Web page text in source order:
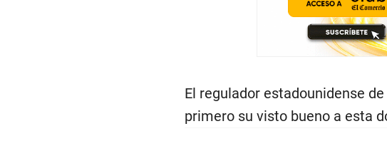
El regulador estadounidense
primero su visto bueno a esta